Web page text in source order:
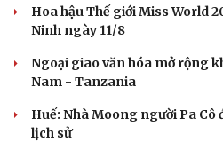
Hoa hậu Thế giới Miss World
Ninh ngày 11/8
Ngoại giao văn hóa mở rộng
Nam - Tanzania
Huế: Nhà Moong người Pa
lịch sử